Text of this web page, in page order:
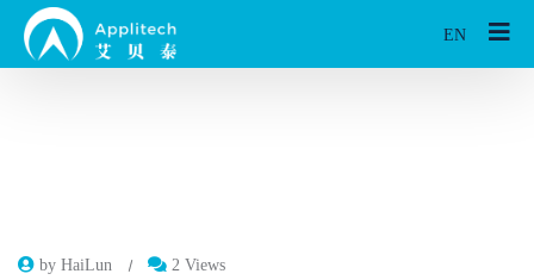
EN
by HaiLun 2 Views